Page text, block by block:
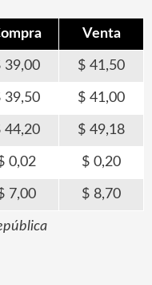
Venta
39,00 41,50
39,50 41,00
44,20 49,18
0,02 0,20
7,00 8,70